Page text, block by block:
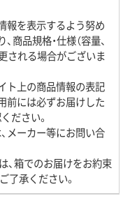
報を表示するよう努め
商品規格・仕様（容量、
される場合がございま
ト上の商品情報の表記
前には必ずお届けした
ださい。
メーカー等にお問い合
、箱でのお届けをお約束
了承ください。